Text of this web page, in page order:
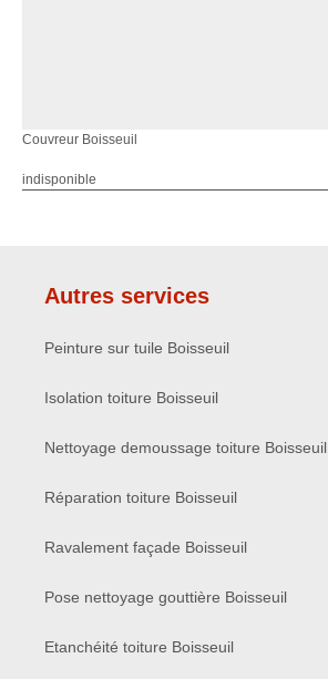
Couvreur Boisseuil
indisponible
Autres services
Peinture sur tuile Boisseuil
Isolation toiture Boisseuil
Nettoyage demoussage toiture Boisseuil
Réparation toiture Boisseuil
Ravalement façade Boisseuil
Pose nettoyage gouttière Boisseuil
Etanchéité toiture Boisseuil